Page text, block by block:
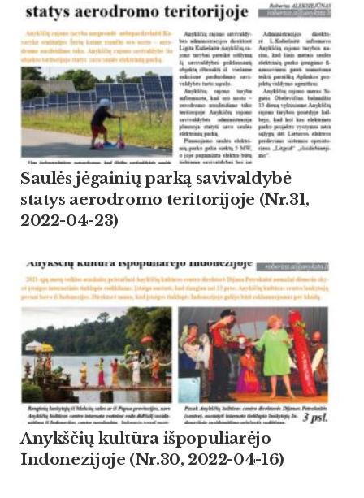
Saulės jėgainių parką savivaldybė
statys aerodromo teritorijoje (Nr.31,
2022-04-23)
Anykščių kultūra išpopuliarėjo
Indonezijoje (Nr.30, 2022-04-16)